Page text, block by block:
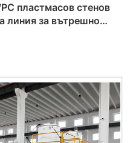
пластмасов стенов
линия за вътрешно